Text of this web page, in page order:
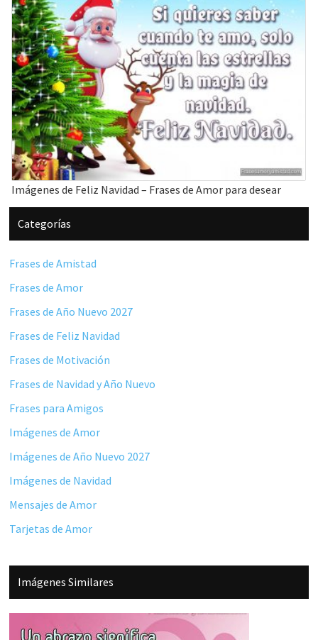
Imágenes de Feliz Navidad – Frases de Amor para desear
Barra
lateral
principal
Categorías
Frases de Amistad
Frases de Amor
Frases de Año Nuevo 2027
Frases de Feliz Navidad
Frases de Motivación
Frases de Navidad y Año Nuevo
Frases para Amigos
Imágenes de Amor
Imágenes de Año Nuevo 2027
Imágenes de Navidad
Mensajes de Amor
Tarjetas de Amor
Imágenes Similares